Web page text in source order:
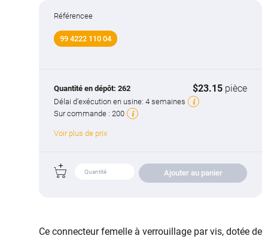
Référencee
99 4222 110 04
Quantité en dépôt: 262 $23.15 pièce
Délai d'exécution en usine: 4 semaines
Sur commande : 200
Voir plus de prix
Ajouter au panier
Ce connecteur femelle à verrouillage par vis, dotée de